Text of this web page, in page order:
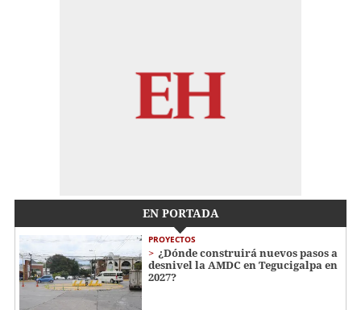
EN PORTADA
PROYECTOS
¿Dónde construirá nuevos pasos a
desnivel la AMDC en Tegucigalpa en
2027?